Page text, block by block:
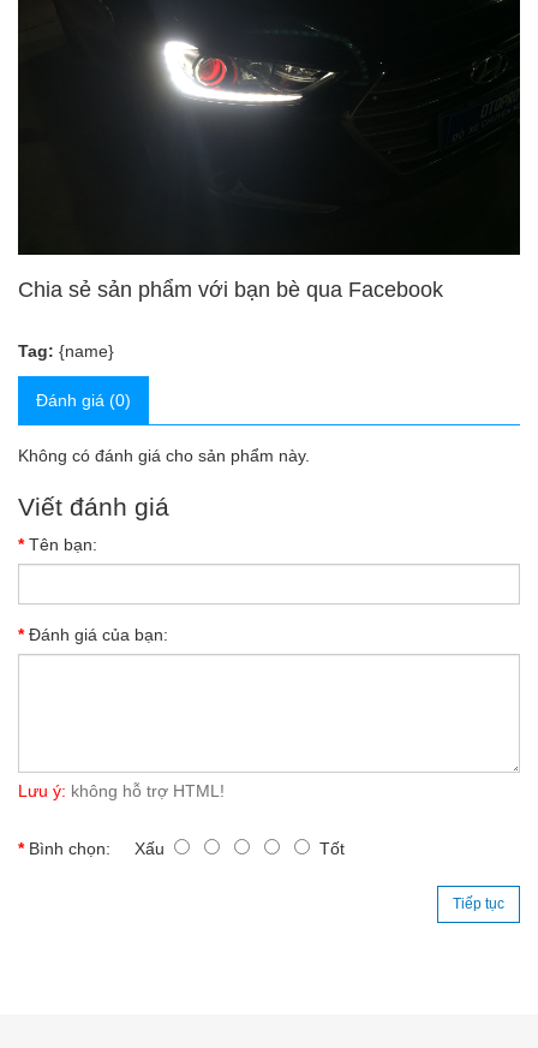
Chia sẻ sản phẩm với bạn bè qua Facebook
Tag: {name}
Đánh giá (0)
Không có đánh giá cho sản phẩm này.
Viết đánh giá
Tên bạn:
Đánh giá của bạn:
Lưu ý: không hỗ trợ HTML!
Bình chọn: Xấu Tốt
Tiếp tục